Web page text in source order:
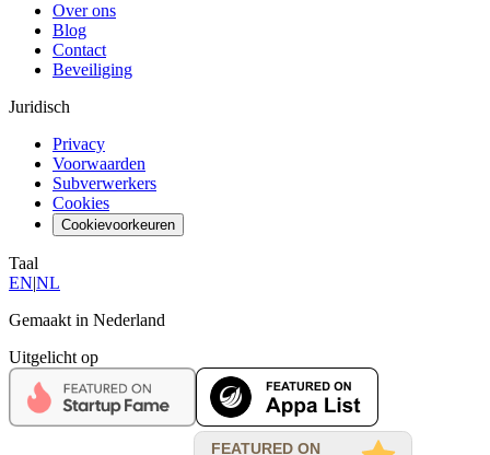
Over ons
Blog
Contact
Beveiliging
Juridisch
Privacy
Voorwaarden
Subverwerkers
Cookies
Cookievoorkeuren
Taal
EN|NL
Gemaakt in Nederland
Uitgelicht op